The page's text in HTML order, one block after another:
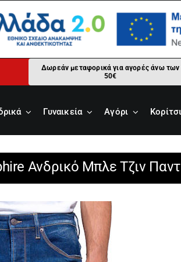
Δωρεάν μεταφορικά για αγορές άνω των
50€
Γυναικεία Αγόρι Κορίτσι
Ανδρικό Μπλε Τζιν